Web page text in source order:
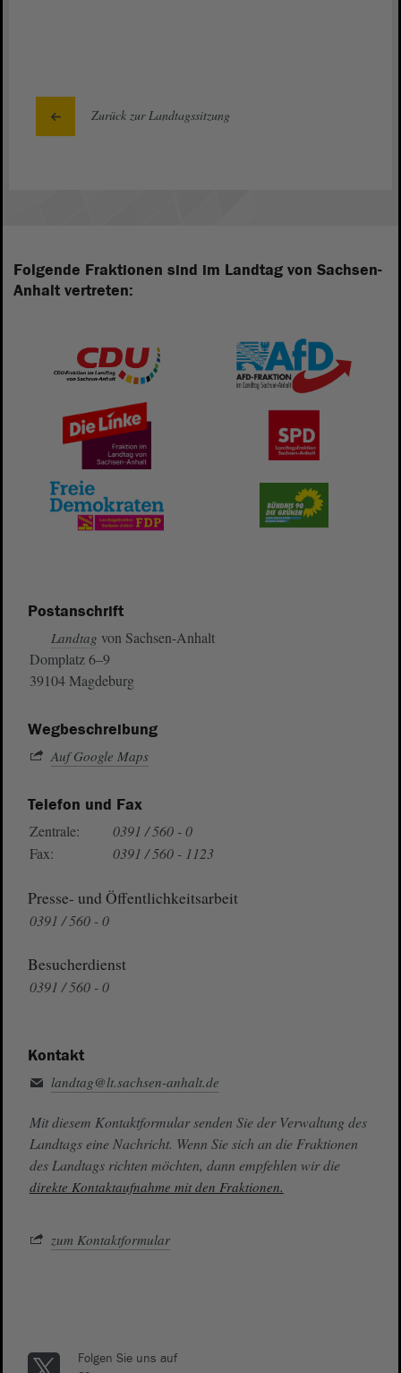
Zurück zur Landtagssitzung
Folgende Fraktionen sind im Landtag von Sachsen-
Anhalt vertreten:
Postanschrift
Landtag von Sachsen-Anhalt
Domplatz 6–9
39104 Magdeburg
Wegbeschreibung
Auf Google Maps
Telefon und Fax
Zentrale:
0391 / 560 - 0
Fax:
0391 / 560 - 1123
Presse- und Öffentlichkeitsarbeit
0391 / 560 - 0
Besucherdienst
0391 / 560 - 0
Kontakt
landtag@lt.sachsen-anhalt.de
Mit diesem Kontaktformular senden Sie der Verwaltung des
Landtags eine Nachricht. Wenn Sie sich an die Fraktionen
des Landtags richten möchten, dann empfehlen wir die
direkte Kontaktaufnahme mit den Fraktionen.
zum Kontaktformular
Folgen Sie uns auf